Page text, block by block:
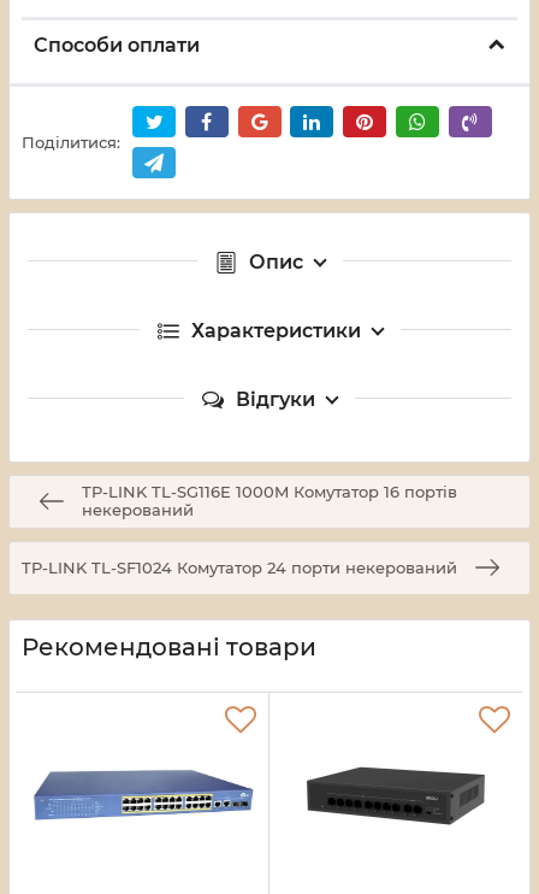
Способи оплати
Поділитися:
Опис
Характеристики
Відгуки
TP-LINK TL-SG116E 1000M Комутатор 16 портів
некерований
TP-LINK TL-SF1024 Комутатор 24 порти некерований
Рекомендовані товари